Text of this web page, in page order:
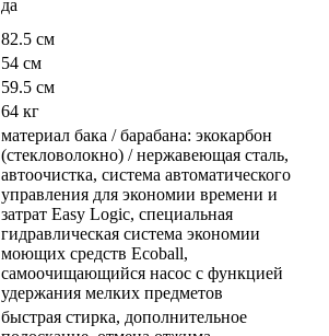
да
82.5 см
54 см
59.5 см
64 кг
материал бака / барабана: экокарбон
(стекловолокно) / нержавеющая сталь,
автоочистка, система автоматического
управления для экономии времени и
затрат Easy Logic, специальная
гидравлическая система экономии
моющих средств Ecoball,
самоочищающийся насос с функцией
удержания мелких предметов
быстрая стирка, дополнительное